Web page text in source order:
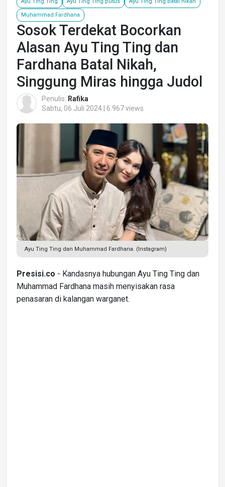
Muhammad Fardhana
Sosok Terdekat Bocorkan
Alasan Ayu Ting Ting dan
Fardhana Batal Nikah,
Singgung Miras hingga Judol
Penulis: Rafika
Sabtu, 06 Juli 2024 | 6.967 views
Ayu Ting Ting dan Muhammad Fardhana. (Instagram)
Presisi.co - Kandasnya hubungan Ayu Ting Ting dan
Muhammad Fardhana masih menyisakan rasa
penasaran di kalangan warganet.